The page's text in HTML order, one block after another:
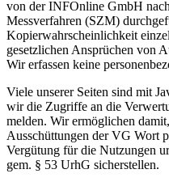
von der INFOnline GmbH
Messverfahren (SZM)
Kopierwahrscheinlichkeit
gesetzlichen Ansprüchen von
Wir erfassen keine
Viele unserer Seiten sind mit
wir die Zugriffe an die
melden. Wir ermöglichen
Ausschüttungen der VG Wort
Vergütung für die Nutzungen
gem. § 53 UrhG sicherstellen.